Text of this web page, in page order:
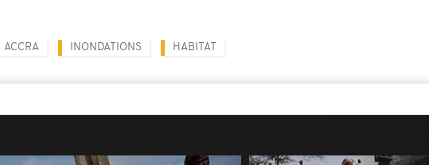
ACCRA INONDATIONS HABITAT